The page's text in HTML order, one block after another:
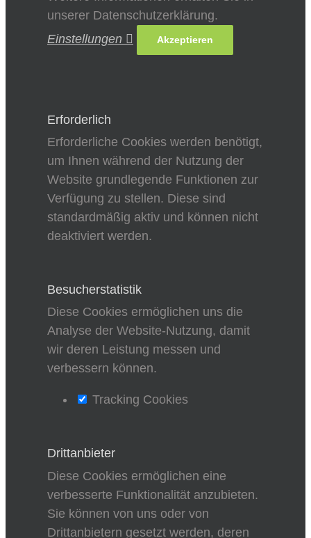
unserer Datenschutzerklärung.
Einstellungen
Akzeptieren
Erforderlich
Erforderliche Cookies werden benötigt,
um Ihnen während der Nutzung der
Website grundlegende Funktionen zur
Verfügung zu stellen. Diese sind
standardmäßig aktiv und können nicht
deaktiviert werden.
Besucherstatistik
Diese Cookies ermöglichen uns die
Analyse der Website-Nutzung, damit
wir deren Leistung messen und
verbessern können.
Tracking Cookies
Drittanbieter
Diese Cookies ermöglichen eine
verbesserte Funktionalität anzubieten.
Sie können von uns oder von
Drittanbietern gesetzt werden, deren